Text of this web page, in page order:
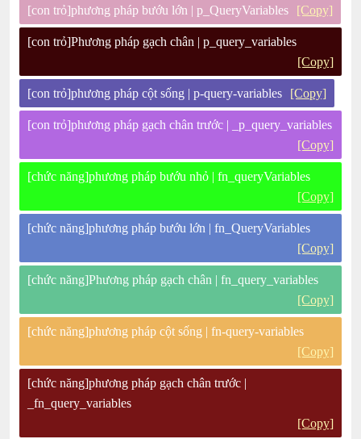
[con trỏ]phương pháp bướu lớn | p_QueryVariables [Copy]
[con trỏ]Phương pháp gạch chân | p_query_variables
[Copy]
[con trỏ]phương pháp cột sống | p-query-variables [Copy]
[con trỏ]phương pháp gạch chân trước | _p_query_variables
[Copy]
[chức năng]phương pháp bướu nhỏ | fn_queryVariables
[Copy]
[chức năng]phương pháp bướu lớn | fn_QueryVariables
[Copy]
[chức năng]Phương pháp gạch chân | fn_query_variables
[Copy]
[chức năng]phương pháp cột sống | fn-query-variables
[Copy]
[chức năng]phương pháp gạch chân trước |
_fn_query_variables
[Copy]